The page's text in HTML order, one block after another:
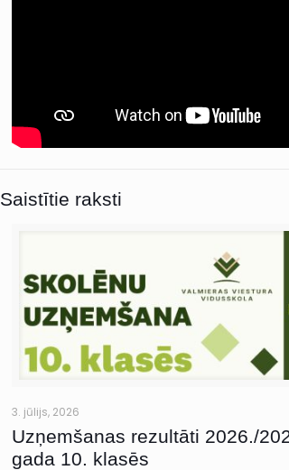
Saistītie raksti
3. jūlijs, 2026
Uzņemšanas rezultāti 2026./
gada 10. klasēs